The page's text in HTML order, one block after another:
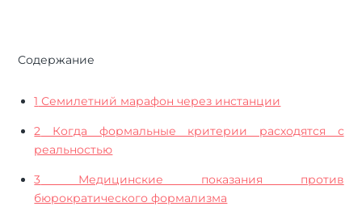
Содержание
1 Семилетний марафон через инстанции
2 Когда формальные критерии расходятся с
реальностью
3 Медицинские показания против
бюрократического формализма